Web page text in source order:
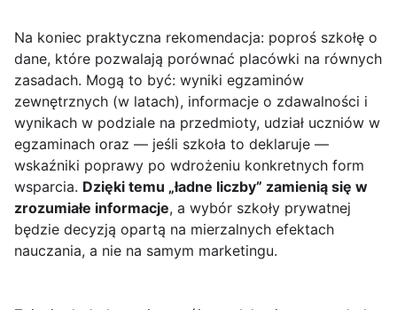
Na koniec praktyczna rekomendacja: poproś szkołę o
dane, które pozwalają porównać placówki na równych
zasadach. Mogą to być: wyniki egzaminów
zewnętrznych (w latach), informacje o zdawalności i
wynikach w podziale na przedmioty, udział uczniów w
egzaminach oraz — jeśli szkoła to deklaruje —
wskaźniki poprawy po wdrożeniu konkretnych form
wsparcia. Dzięki temu „ładne liczby” zamienią się w
zrozumiałe informacje, a wybór szkoły prywatnej
będzie decyzją opartą na mierzalnych efektach
nauczania, a nie na samym marketingu.